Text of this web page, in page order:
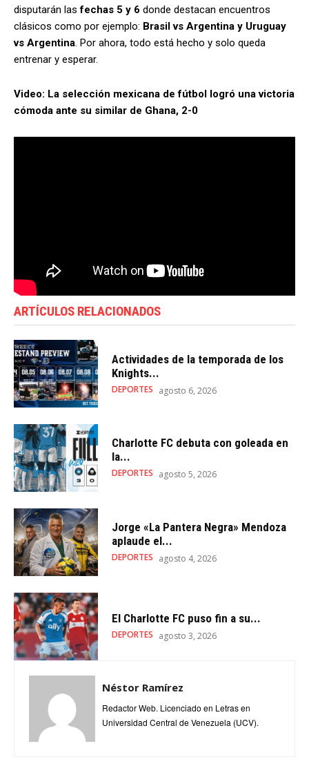
disputarán lasfechas 5 y 6 donde destacan encuentros
clásicos como por ejemplo: Brasil vs Argentina y Uruguay
vs Argentina. Por ahora, todo está hecho y solo queda
entrenar y esperar.
Video: La selección mexicana de fútbol logró una victoria
cómoda ante su similar de Ghana, 2-0
ARTÍCULOS RELACIONADOS
Actividades de la temporada de los
Knights...
DEPORTES agosto 6, 2026
Charlotte FC debuta con goleada en
la...
DEPORTES agosto 5, 2026
Jorge «La Pantera Negra» Mendoza
aplaude el...
DEPORTES agosto 4, 2026
El Charlotte FC puso fin a su...
DEPORTES agosto 3, 2026
Néstor Ramírez
Redactor Web. Licenciado en Letras en
Universidad Central de Venezuela (UCV).